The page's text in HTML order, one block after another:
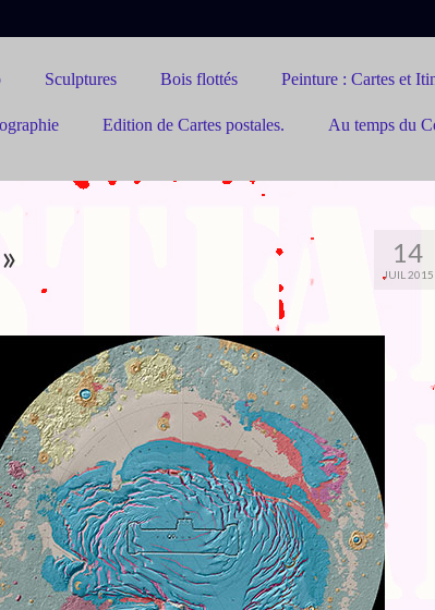
Sculptures Bois flottés Peinture : Cartes et
Edition de Cartes postales. Au temps du
14
JUIL 2015